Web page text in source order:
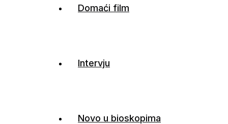
Domaći film
Intervju
Novo u bioskopima